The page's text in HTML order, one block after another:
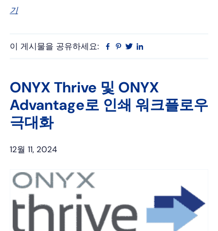
기
이 게시물을 공유하세요: Facebook
Pinterest
트
인
ONYX Thrive 및 ONYX
Advantage로 인쇄 워크플로우
극대화
12월 11, 2024